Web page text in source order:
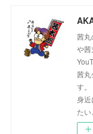
茜
や茜
茜
す
身
た